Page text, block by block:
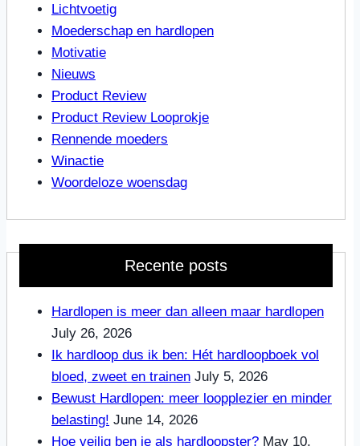
Lichtvoetig
Moederschap en hardlopen
Motivatie
Nieuws
Product Review
Product Review Looprokje
Rennende moeders
Winactie
Woordeloze woensdag
Recente posts
Hardlopen is meer dan alleen maar hardlopen
July 26, 2026
Ik hardloop dus ik ben: Hét hardloopboek vol
bloed, zweet en trainen July 5, 2026
Bewust Hardlopen: meer loopplezier en minder
belasting! June 14, 2026
Hoe veilig ben je als hardloopster? May 10,